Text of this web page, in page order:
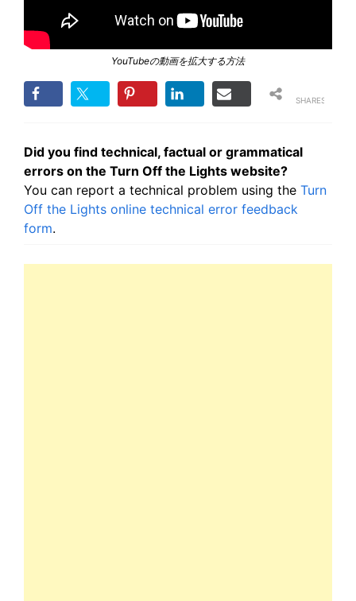
YouTubeの動画を拡大する方法
SHARES
Did you find technical, factual or grammatical
errors on the Turn Off the Lights website?
You can report a technical problem using the Turn
Off the Lights online technical error feedback
form.